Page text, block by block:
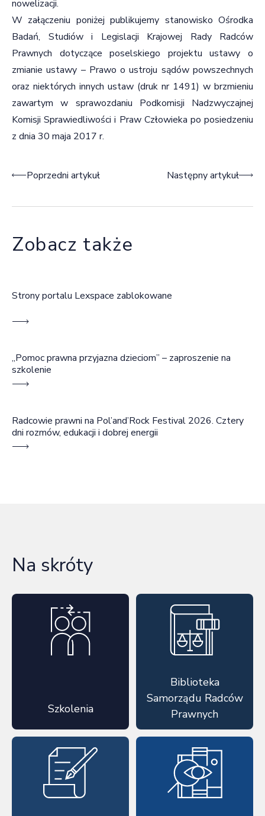
nowelizacji.
W załączeniu poniżej publikujemy stanowisko Ośrodka
Badań, Studiów i Legislacji Krajowej Rady Radców
Prawnych dotyczące poselskiego projektu ustawy o
zmianie ustawy – Prawo o ustroju sądów powszechnych
oraz niektórych innych ustaw (druk nr 1491) w brzmieniu
zawartym w sprawozdaniu Podkomisji Nadzwyczajnej
Komisji Sprawiedliwości i Praw Człowieka po posiedzeniu
z dnia 30 maja 2017 r.
Nawigacja wpisu
Poprzedni artykuł Następny artykuł
Zobacz także
Strony portalu Lexspace zablokowane
„Pomoc prawna przyjazna dzieciom” – zaproszenie na
szkolenie
Radcowie prawni na Pol’and’Rock Festival 2026. Cztery
dni rozmów, edukacji i dobrej energii
Na skróty
Szkolenia
Biblioteka
Samorządu Radców
Prawnych